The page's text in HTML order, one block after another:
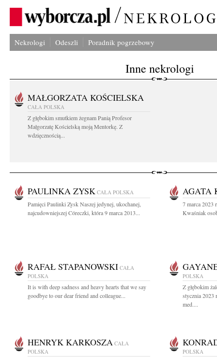
Nekrologi Odeszli Poradnik pogrzebowy
Inne nekrologi
MAŁGORZATA KOŚCIELSKA
CAŁA POLSKA
Z głębokim smutkiem żegnam Panią Profesor
Małgorzatę Kościelską moją Mentorkę. Z
wdzięcznością...
PAULINKA ZYSK CAŁA POLSKA
Pamięci Paulinki Zysk Naszej jedynej, ukochanej,
najcudowniejszej Córeczki, która 9 marca 2013...
AGATA
7 marca 2023
Kwaśniak
RAFAŁ STAPANOWSKI CAŁA
POLSKA
It is with deep sadness and heavy hearts that we say
goodbye to our dear friend and colleague...
POLSKA
Z głębokim
stycznia 2023
med....
HENRYK KARKOSZA CAŁA
POLSKA
POLSKA